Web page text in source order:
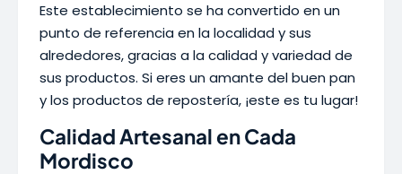
Este establecimiento se ha convertido en un
punto de referencia en la localidad y sus
alrededores, gracias a la calidad y variedad de
sus productos. Si eres un amante del buen pan
y los productos de repostería, ¡este es tu lugar!
Calidad Artesanal en Cada
Mordisco